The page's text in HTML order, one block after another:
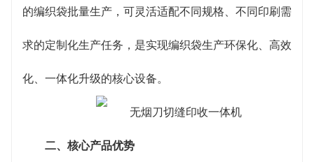
品合格率极高，保障批量生产的一致性。
4. 灵活适配广泛，定制化能力强：支持多规格裁
切尺寸调节，可实现平口、斜口等多种裁切样式，印
刷系统兼容多色定制，适配普通编织袋、覆膜编织
袋、吨袋基材等不同材质。设备配备大尺寸彩色触摸
的编织袋批量生产，可灵活适配不同规格、不同印刷需
求的定制化生产任务，是实现编织袋生产环保化、高效
化、一体化升级的核心设备。
二、核心产品优势